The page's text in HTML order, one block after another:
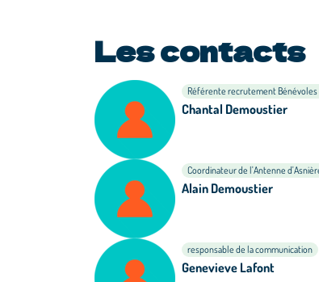
Les contacts
Référente recrutement
Chantal Demoustier
Coordinateur de l'Antenne
Alain Demoustier
responsable de la communication
Genevieve Lafont